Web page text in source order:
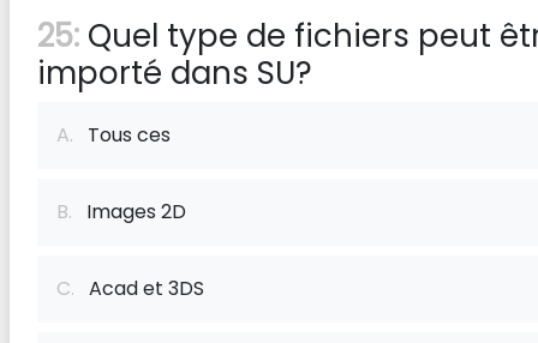
25: Quel type de fichiers peut
importé dans SU?
A. Tous ces
B. Images 2D
C. Acad et 3DS